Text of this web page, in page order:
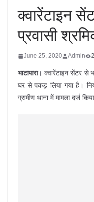
क्वारेंटाइन
प्रवासी
June 25, 2020 Admin
भाटापारा। क्वारेंटाइन सेंटर से
घर से पकड़ लिया गया है।
ग्रामीण थाना में मामला दर्ज